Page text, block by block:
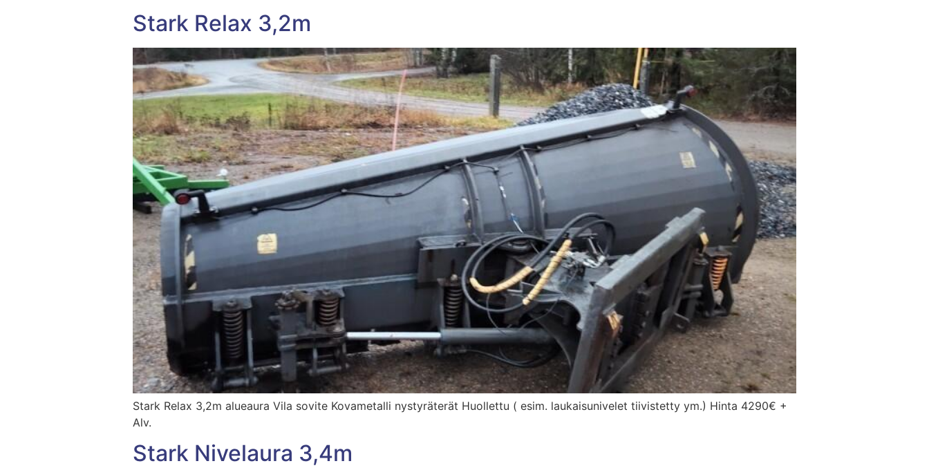
Stark Relax 3,2m
Stark Relax 3,2m alueaura Vila sovite Kovametalli nystyräterät Huollettu ( esim. laukaisunivelet tiivistetty ym.) Hinta 4290€ +
Alv.
Stark Nivelaura 3,4m